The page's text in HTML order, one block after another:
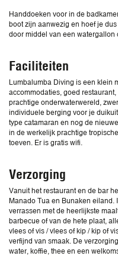
Handdoeken voor in de
boot zijn aanwezig en hoef je
door middel van een watergallon
Faciliteiten
Lumbalumba Diving is een klein
accommodaties, goed
prachtige onderwaterwereld,
individuele berging voor je
type catamaran en nog de
in de werkelijk prachtige
toeven. Er is gratis wifi.
Verzorging
Vanuit het restaurant en de bar
Manado Tua en Bunaken eiland.
verrassen met de heerlijkste
barbecue of van de hete plaat,
vlees of vis / vlees of kip / kip of
verfijnd van smaak. De
water, koffie, thee en een